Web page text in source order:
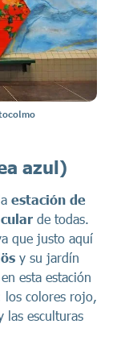
azul)
estación de
de todas.
que justo aquí
y su jardín
esta estación
los colores rojo,
las esculturas